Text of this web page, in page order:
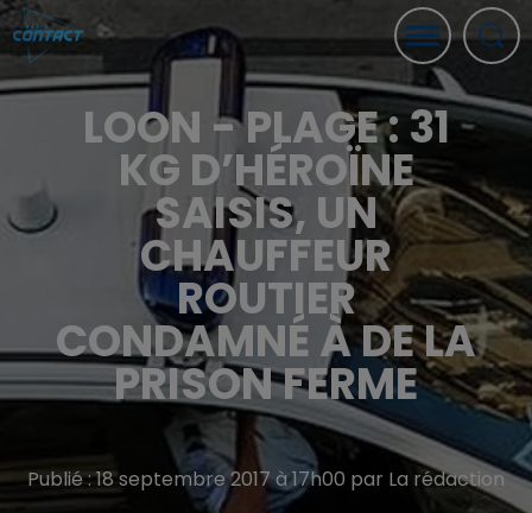
LOON - PLAGE : 31
KG D’HÉROÏNE
SAISIS, UN
CHAUFFEUR
ROUTIER
CONDAMNÉ À DE LA
PRISON FERME
Publié : 18 septembre 2017 à 17h00 par La rédaction